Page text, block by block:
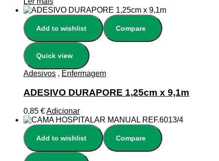
Add to wishlist Compare
Quick view
Adesivos , Enfermagem
ADESIVO DURAPORE 1,25cm x 9,1m
0,85 €Adicionar
Add to wishlist Compare